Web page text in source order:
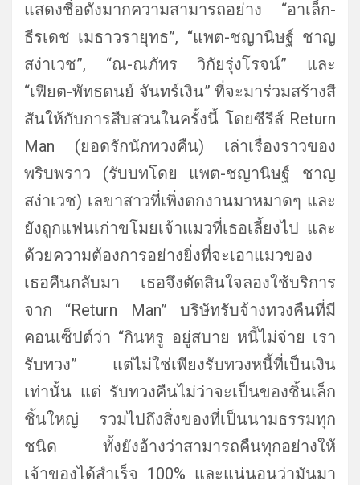
แสดงชื่อดังมากความสามารถอย่าง “อาเล็ก-
ธีรเดช เมธาวรายุทธ”, “แพต-ชญานิษฐ์ ชาญ
สง่าเวช”, “ณ-ณภัทร วิกัยรุ่งโรจน์” และ
“เฟียต-พัทธดนย์ จันทร์เงิน” ที่จะมาร่วมสร้างสี
สันให้กับการสืบสวนในครั้งนี้ โดยซีรีส์ Return
Man (ยอดรักนักทวงคืน) เล่าเรื่องราวของ
พริบพราว (รับบทโดย แพต-ชญานิษฐ์ ชาญ
สง่าเวช) เลขาสาวที่เพิ่งตกงานมาหมาดๆ และ
ยังถูกแฟนเก่าขโมยเจ้าแมวที่เธอเลี้ยงไป และ
ด้วยความต้องการอย่างยิ่งที่จะเอาแมวของ
เธอคืนกลับมา เธอจึงตัดสินใจลองใช้บริการ
จาก “Return Man” บริษัทรับจ้างทวงคืนที่มี
คอนเซ็ปต์ว่า “กินหรู อยู่สบาย หนี้ไม่จ่าย เรา
รับทวง” แต่ไม่ใช่เพียงรับทวงหนี้ที่เป็นเงิน
เท่านั้น แต่ รับทวงคืนไม่ว่าจะเป็นของชิ้นเล็ก
ชิ้นใหญ่ รวมไปถึงสิ่งของที่เป็นนามธรรมทุก
ชนิด ทั้งยังอ้างว่าสามารถคืนทุกอย่างให้
เจ้าของได้สำเร็จ 100% และแน่นอนว่ามันมา